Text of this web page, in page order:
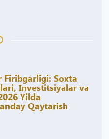
Firibgarligi: Soxta
Investitsiyalar va
Yilda
Qaytarish